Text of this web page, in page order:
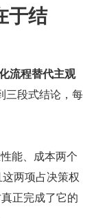
于结
流程替代主观
三段式结论，每
能、成本两个
两项占决策权
正完成了它的